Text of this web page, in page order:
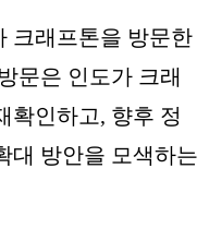
크래프톤을 방문한
문은 인도가 크래
확인하고, 향후 정
대 방안을 모색하는